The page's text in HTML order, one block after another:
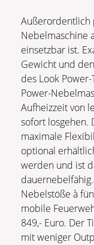
Außerordentlich
Nebelmaschine
einsetzbar ist.
Gewicht und
des Look
Power-
Aufheizzeit von
sofort losgehen.
maximale
optional
werden und ist
Nebelstöße à
mobile
849,- Euro. Der
mit weniger